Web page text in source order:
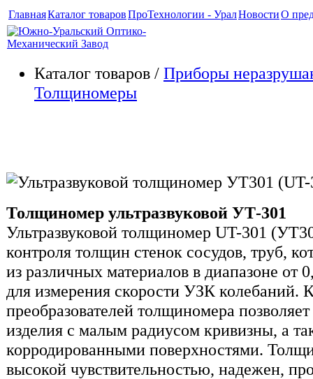
ГлавнаяКаталог товаровПроТехнологии - УралНовостиО
Каталог товаров / Приборы
Толщиномеры
Толщиномер ультразвуковой УТ-301
Ультразвуковой толщиномер UT-301
контроля толщин стенок сосудов, труб,
из различных материалов в диапазоне от
для измерения скорости УЗК колебаний.
преобразователей толщиномера
изделия с малым радиусом кривизны, а
корродированными поверхностями.
высокой чувствительностью, надежен,